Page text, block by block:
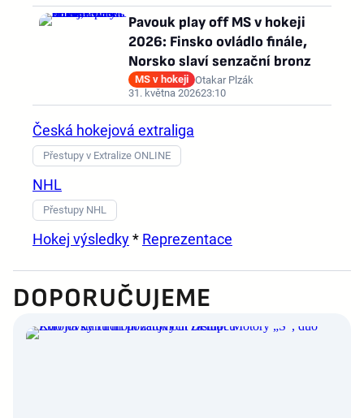
Pavouk play off MS v hokeji
2026: Finsko ovládlo finále,
Norsko slaví senzační bronz
MS v hokeji Otakar Plzák
31. května 202623:10
Česká hokejová extraliga
Přestupy v Extralize ONLINE
NHL
Přestupy NHL
Hokej výsledky* Reprezentace
DOPORUČUJEME